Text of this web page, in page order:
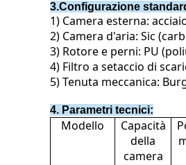
3.Configurazione
1) Camera esterna:
2) Camera d'aria: Sic
3) Rotore e perni: PU
4) Filtro a setaccio di
5) Tenuta meccanica:
4. Parametri tecnici:
Modello
Capacità
della
camera